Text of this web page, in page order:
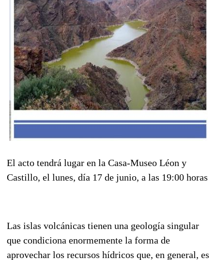
El acto tendrá lugar en la Casa-Museo Léon y
Castillo, el lunes, día 17 de junio, a las 19:00 horas
Las islas volcánicas tienen una geología singular
que condiciona enormemente la forma de
aprovechar los recursos hídricos que, en general, es